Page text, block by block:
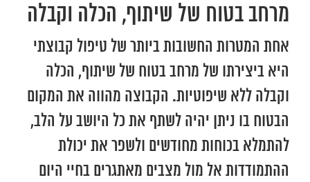
מרחב בטוח של שיתוף, הכלה וקבלה
אחת המטרות החשובות ביותר של טיפול קבוצתי
היא ביצירתו של מרחב בטוח של שיתוף, הכלה
וקבלה ללא שיפוטיות. הקבוצה מהווה את המקום
הבטוח בו ניתן יהיה לשתף את כל היושב על הלב,
להתמלא בכוחות מחודשים ולשפר את יכולת
ההתמודדות אל מול מצבים מאתגרים בחיי היום